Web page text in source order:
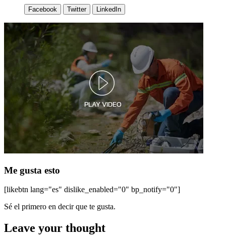
Facebook Twitter LinkedIn
Me gusta esto
[likebtn lang="es" dislike_enabled="0" bp_notify="0"]
Sé el primero en decir que te gusta.
Leave your thought